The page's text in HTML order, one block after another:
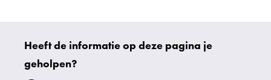
Uw
gegevens
Heeft de informatie op deze pagina je
geholpen?